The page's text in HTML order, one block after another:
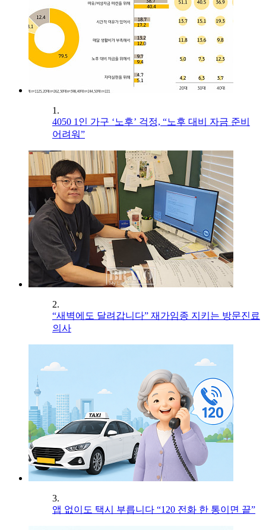
1.
4050 1인 가구 ‘노후’ 걱정, “노후 대비 자금 준비
어려워”
2.
“새벽에도 달려갑니다” 재가임종 지키는 방문진료
의사
3.
앱 없이도 택시 부릅니다 “120 전화 한 통이면 끝”